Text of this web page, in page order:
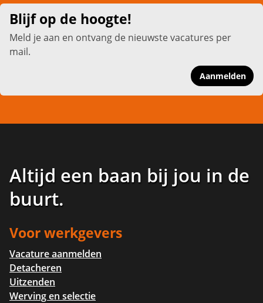
Blijf op de hoogte!
Meld je aan en ontvang de nieuwste vacatures per
mail.
Aanmelden
Altijd een baan bij jou in de
buurt.
Voor werkgevers
Vacature aanmelden
Detacheren
Uitzenden
Werving en selectie